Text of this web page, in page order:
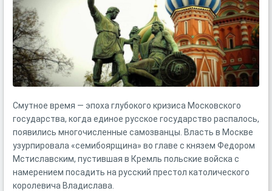
Смутное время — эпоха глубокого кризиса Московского
государства, когда единое русское государство распалось,
появились многочисленные самозванцы. Власть в Москве
узурпировала «семибоярщина» во главе с князем Федором
Мстиславским, пустившая в Кремль польские войска с
намерением посадить на русский престол католического
королевича Владислава.